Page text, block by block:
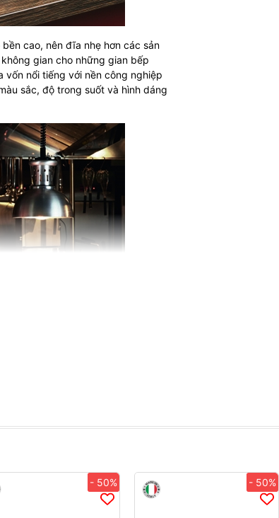
cao, nên đĩa nhẹ hơn các sản
gian cho những gian bếp
vốn nổi tiếng với nền công nghiệp
sắc, độ trong suốt và hình dáng
- 50% - 50%